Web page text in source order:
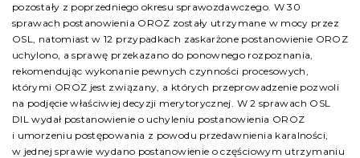
pozostały z poprzedniego okresu sprawozdawczego. W 30
sprawach postanowienia OROZ zostały utrzymane w mocy przez
OSL, natomiast w 12 przypadkach zaskarżone postanowienie OROZ
uchylono, a sprawę przekazano do ponownego rozpoznania,
rekomendując wykonanie pewnych czynności procesowych,
którymi OROZ jest związany, a których przeprowadzenie pozwoli
na podjęcie właściwiej decyzji merytorycznej. W 2 sprawach OSL
DIL wydał postanowienie o uchyleniu postanowienia OROZ
i umorzeniu postępowania z powodu przedawnienia karalności,
w jednej sprawie wydano postanowienie o częściowym utrzymaniu